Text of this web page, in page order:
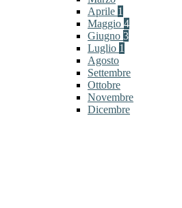
Aprile 1
Maggio 4
Giugno 3
Luglio 1
Agosto
Settembre
Ottobre
Novembre
Dicembre